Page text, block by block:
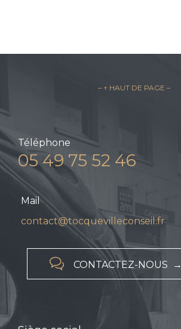
– ↑ HAUT DE PAGE –
Téléphone
05 49 75 52 46
Mail
contact@tocquevilleconseil.fr
 CONTACTEZ-NOUS →